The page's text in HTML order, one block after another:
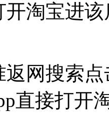
开淘宝进
网搜索
直接打开